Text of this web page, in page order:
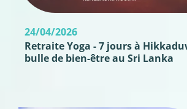
24/04/2026
Retraite Yoga - 7 jours à
bulle de bien-être au Sri Lanka